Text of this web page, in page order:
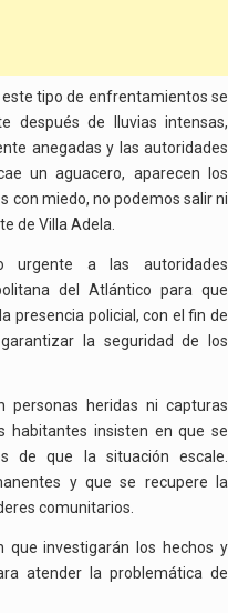
tipo de enfrentamientos se
después de lluvias intensas,
anegadas y las autoridades
un aguacero, aparecen los
con miedo, no podemos salir ni
de Villa Adela.
urgente a las autoridades
del Atlántico para que
presencia policial, con el fin de
la seguridad de los
personas heridas ni capturas
habitantes insisten en que se
de que la situación escale.
y que se recupere la
comunitarios.
que investigarán los hechos y
atender la problemática de